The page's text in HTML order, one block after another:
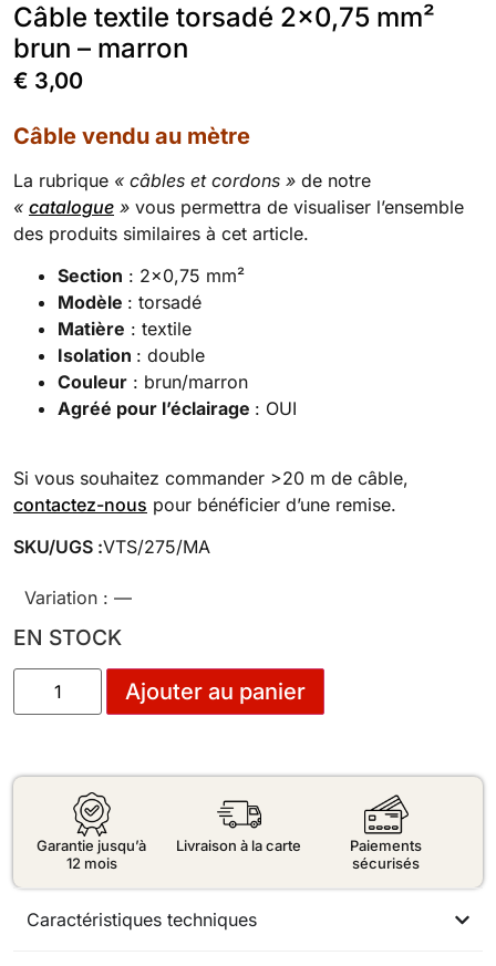
Câble textile torsadé 2×0,75 mm²
brun – marron
€ 3,00
Câble vendu au mètre
La rubrique « câbles et cordons » de notre
« catalogue » vous permettra de visualiser l’ensemble
des produits similaires à cet article.
Section : 2×0,75 mm²
Modèle : torsadé
Matière : textile
Isolation : double
Couleur : brun/marron
Agréé pour l’éclairage : OUI
Si vous souhaitez commander >20 m de câble,
contactez-nous pour bénéficier d’une remise.
SKU/UGS :VTS/275/MA
Variation : —
EN STOCK
Ajouter au panier
Garantie jusqu’à
12 mois
Livraison à la carte
Paiements
sécurisés
Caractéristiques techniques